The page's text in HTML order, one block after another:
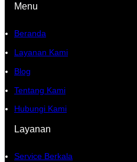
Menu
Beranda
Layanan Kami
Blog
Tentang Kami
Hubungi Kami
Layanan
Service Berkala